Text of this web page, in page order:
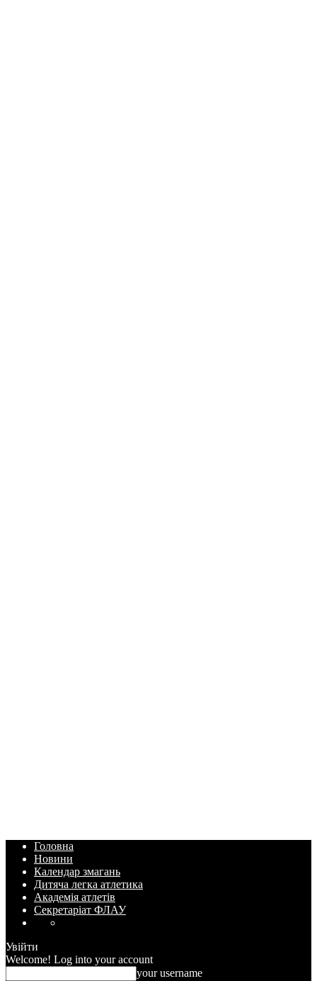
Головна
Новини
Календар змагань
Дитяча легка атлетика
Академія атлетів
Секретаріат ФЛАУ
Увійти
Welcome! Log into your account
your username